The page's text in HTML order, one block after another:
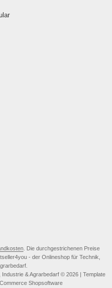
. Die durchgestrichenen Preise
- der Onlineshop für Technik,
& Agrarbedarf © 2026 | Template
Shopsoftware